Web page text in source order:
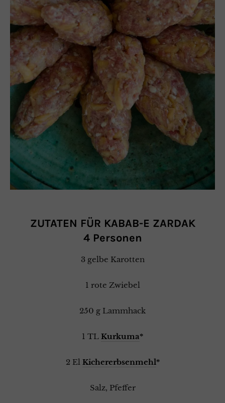
ZUTATEN FÜR KABAB-E ZARDAK
4 Personen
3 gelbe Karotten
1 rote Zwiebel
250 g Lammhack
1 TL Kurkuma*
2 El Kichererbsenmehl*
Salz, Pfeffer